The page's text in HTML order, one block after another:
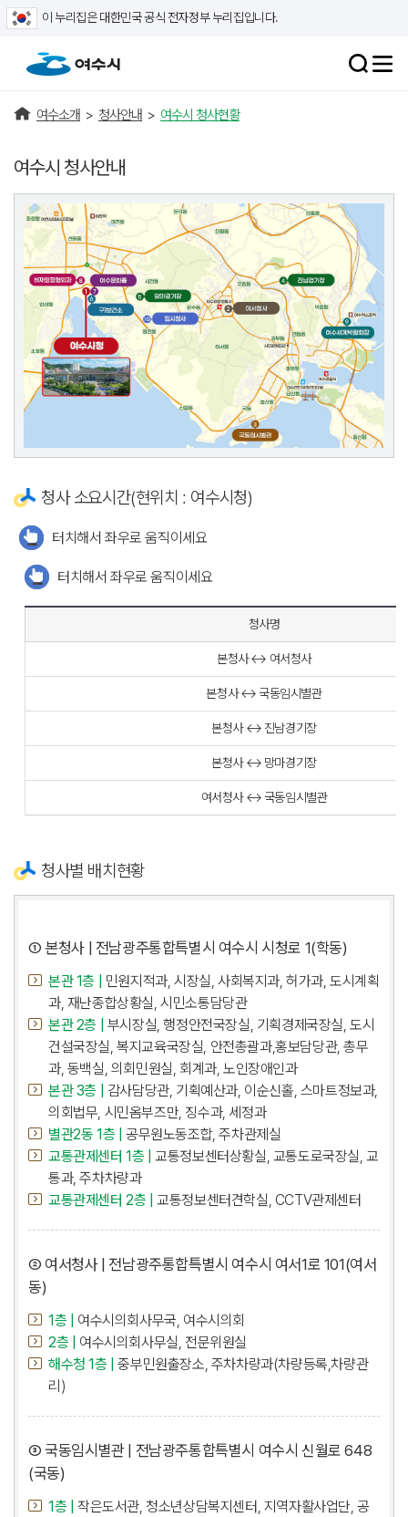
이 누리집은 대한민국 공식 전자정부 누리집입니다.
여수소개 > 청사안내 > 여수시 청사현황
여수시 청사안내
청사 소요시간(현위치 : 여수시청)
터치해서 좌우로 움직이세요
터치해서 좌우로 움직이세요
청사명
본청사 ↔ 여서청사
본청사 ↔ 국동임시별관
본청사 ↔ 진남경기장
본청사 ↔ 망마경기장
여서청사 ↔ 국동임시별관
청사별 배치현황
① 본청사 | 전남광주통합특별시 여수시 시청로 1(학동)
본관 1층 |
민원지적과, 시장실, 사회복지과, 허가과, 도시계획
과, 재난종합상황실, 시민소통담당관
본관 2층 |
부시장실, 행정안전국장실, 기획경제국장실, 도시
건설국장실, 복지교육국장실, 안전총괄과,홍보담당관, 총무
과, 동백실, 의회민원실, 회계과, 노인장애인과
본관 3층 |
감사담당관, 기획예산과, 이순신홀, 스마트정보과,
의회법무, 시민옴부즈만, 징수과, 세정과
별관2동 1층 |
공무원노동조합, 주차관제실
교통관제센터 1층 |
교통정보센터상황실, 교통도로국장실, 교
통과, 주차차량과
교통관제센터 2층 |
교통정보센터견학실, CCTV관제센터
② 여서청사 | 전남광주통합특별시 여수시 여서1로 101(여서
동)
1층 |
여수시의회사무국, 여수시의회
2층 |
여수시의회사무실, 전문위원실
해수청 1층 |
중부민원출장소, 주차차량과(차량등록,차량관
리)
③ 국동임시별관 | 전남광주통합특별시 여수시 신월로 648
(국동)
1층 |
작은도서관, 청소년상담복지센터, 지역자활사업단, 공